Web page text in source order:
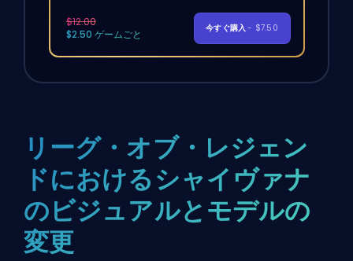
$12.00
$2.50 ゲームごと
今すぐ購入- $7.50
リーグ・オブ・レジェン
ドにおけるシャイヴァナ
のビジュアルとモデルの
変更